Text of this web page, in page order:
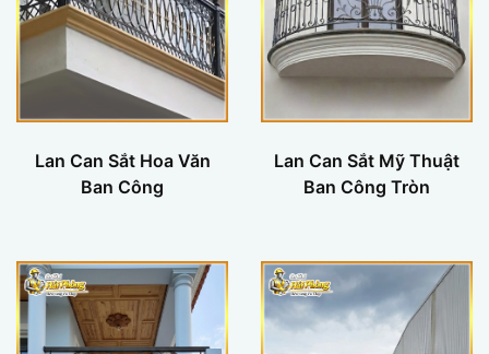
Lan Can Sắt Hoa Văn
Ban Công
Lan Can Sắt Mỹ Thuật
Ban Công Tròn